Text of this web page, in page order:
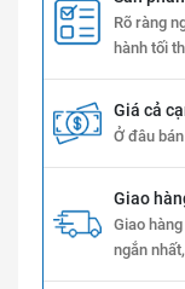
Rõ ràng
hành tối
Giá cả
Ở đâu
Giao
Giao
ngắn